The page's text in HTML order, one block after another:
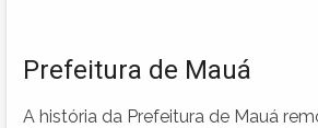
Prefeitura de Mauá
A história da Prefeitura de Mauá